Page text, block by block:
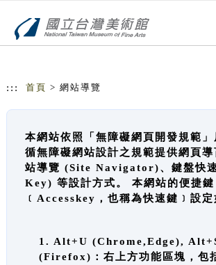
::: 首頁 > 網站導覽
本網站依照「無障礙網頁開發規範
循無障礙網站設計之規範提供網頁
站導覽 (Site Navigator)、鍵盤快
Key) 等設計方式。 本網站的便捷鍵
﹝Accesskey，也稱為快速鍵﹞設定
1. Alt+U (Chrome,Edge),
(Firefox)：右上方功能區塊，包